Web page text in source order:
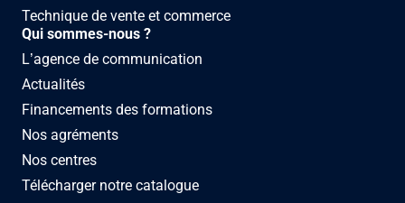
Technique de vente et commerce
Qui sommes-nous ?
L’agence de communication
Actualités
Financements des formations
Nos agréments
Nos centres
Télécharger notre catalogue